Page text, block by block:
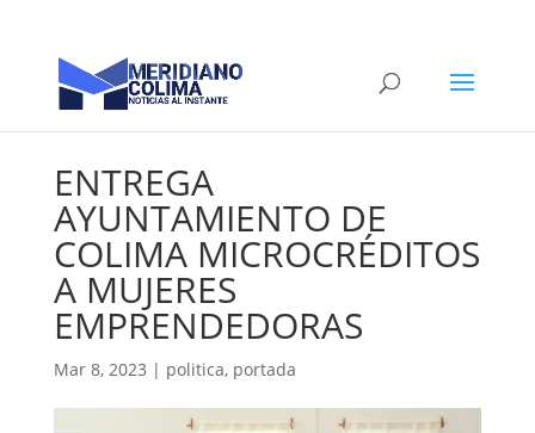
ENTREGA
AYUNTAMIENTO DE
COLIMA MICROCRÉDITOS
A MUJERES
EMPRENDEDORAS
Mar 8, 2023 | politica, portada